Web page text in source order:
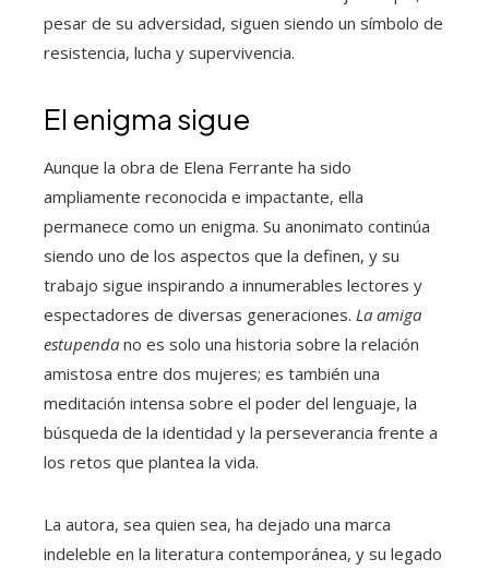
pesar de su adversidad, siguen siendo un símbolo de
resistencia, lucha y supervivencia.
El enigma sigue
Aunque la obra de Elena Ferrante ha sido
ampliamente reconocida e impactante, ella
permanece como un enigma. Su anonimato continúa
siendo uno de los aspectos que la definen, y su
trabajo sigue inspirando a innumerables lectores y
espectadores de diversas generaciones. La amiga
estupenda no es solo una historia sobre la relación
amistosa entre dos mujeres; es también una
meditación intensa sobre el poder del lenguaje, la
búsqueda de la identidad y la perseverancia frente a
los retos que plantea la vida.
La autora, sea quien sea, ha dejado una marca
indeleble en la literatura contemporánea, y su legado